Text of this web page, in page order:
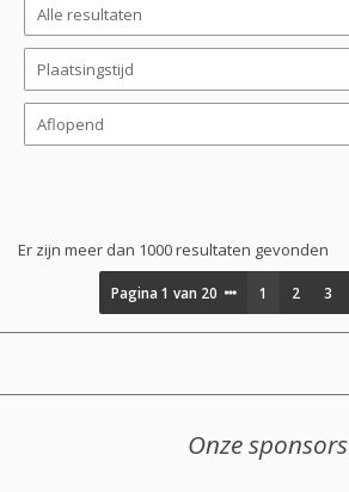
Er zijn meer dan 1000 resultaten gevonden
Pagina1 van 20 1 2 3
Onze sponsors